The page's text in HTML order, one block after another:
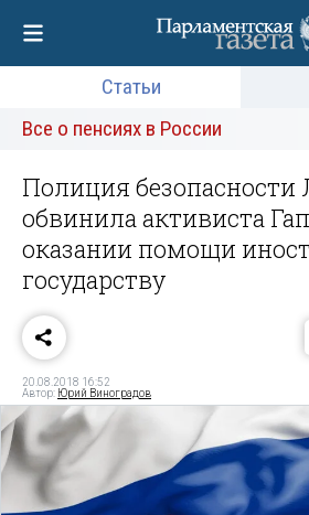
Статьи
Все о пенсиях в России
Полиция безопасности
обвинила активиста
оказании помощи
государству
20.08.2018 16:52
Автор: Юрий Виноградов